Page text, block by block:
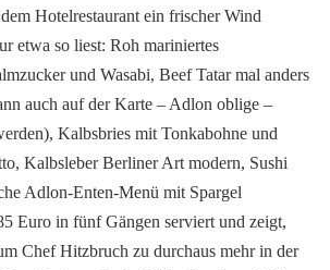
Hotelrestaurant ein frischer Wind
etwa so liest: Roh mariniertes
und Wasabi, Beef Tatar mal anders
auch auf der Karte – Adlon oblige –
Kalbsbries mit Tonkabohne und
Kalbsleber Berliner Art modern, Sushi
Adlon-Enten-Menü mit Spargel
Euro in fünf Gängen serviert und zeigt,
Chef Hitzbruch zu durchaus mehr in der